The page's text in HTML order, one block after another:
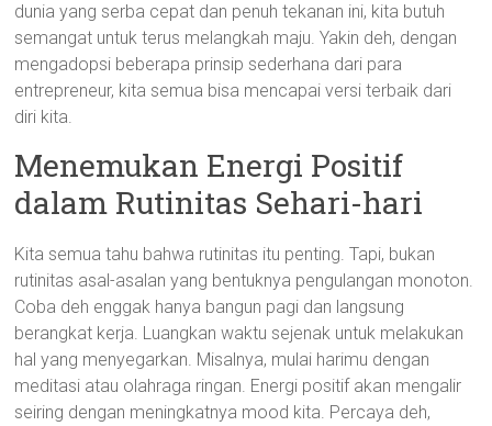
dunia yang serba cepat dan penuh tekanan ini, kita butuh
semangat untuk terus melangkah maju. Yakin deh, dengan
mengadopsi beberapa prinsip sederhana dari para
entrepreneur, kita semua bisa mencapai versi terbaik dari
diri kita.
Menemukan Energi Positif
dalam Rutinitas Sehari-hari
Kita semua tahu bahwa rutinitas itu penting. Tapi, bukan
rutinitas asal-asalan yang bentuknya pengulangan monoton.
Coba deh enggak hanya bangun pagi dan langsung
berangkat kerja. Luangkan waktu sejenak untuk melakukan
hal yang menyegarkan. Misalnya, mulai harimu dengan
meditasi atau olahraga ringan. Energi positif akan mengalir
seiring dengan meningkatnya mood kita. Percaya deh,